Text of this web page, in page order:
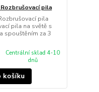
pila
pila
pila na světě s
spouštěním za 3
Centrální sklad 4-10
dnů
košíku